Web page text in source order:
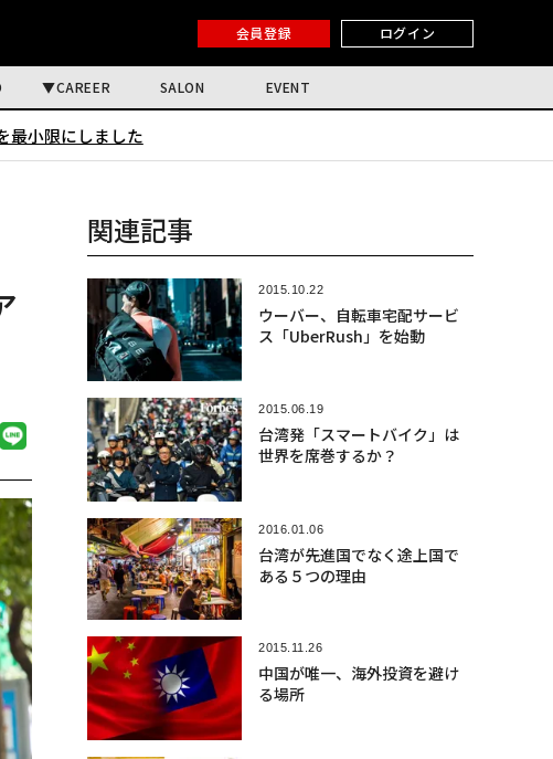
会員登録 ログイン
CAREER SALON EVENT
最小限にしました
関連記事
2015.10.22
ウーバー、自転車宅配サービ
ス「UberRush」を始動
2015.06.19
台湾発「スマートバイク」は
世界を席巻するか？
2016.01.06
台湾が先進国でなく途上国で
ある５つの理由
2015.11.26
中国が唯一、海外投資を避け
る場所